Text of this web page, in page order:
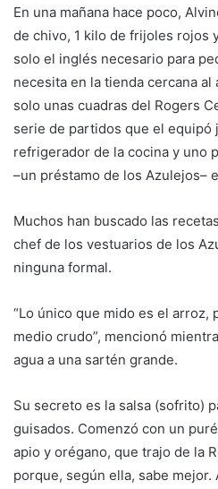
En una mañana hace poco,
de chivo, 1 kilo de frijoles rojos
solo el inglés necesario para
necesita en la tienda cercana
solo unas cuadras del Rogers
serie de partidos que el equipó
refrigerador de la cocina y uno
–un préstamo de los Azulejos–
Muchos han buscado las
chef de los vestuarios de los
ninguna formal.
“Lo único que mido es el arroz,
medio crudo”, mencionó
agua a una sartén grande.
Su secreto es la salsa (sofrito)
guisados. Comenzó con un
apio y orégano, que trajo de la
porque, según ella, sabe